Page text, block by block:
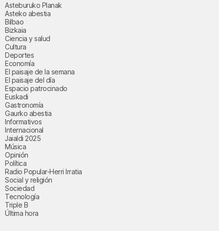
Asteburuko Planak
Asteko abestia
Bilbao
Bizkaia
Ciencia y salud
Cultura
Deportes
Economía
El paisaje de la semana
El paisaje del día
Espacio patrocinado
Euskadi
Gastronomía
Gaurko abestia
Informativos
Internacional
Jaialdi 2025
Música
Opinión
Política
Radio Popular-Herri Irratia
Social y religión
Sociedad
Tecnología
Triple B
Última hora